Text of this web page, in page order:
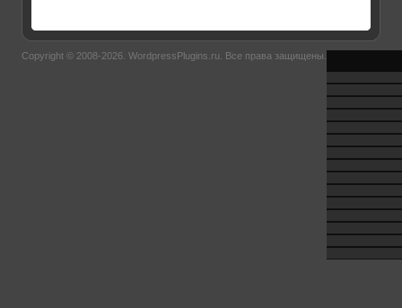
Copyright © 2008-2026. WordpressPlugins.ru . Все права защищены.